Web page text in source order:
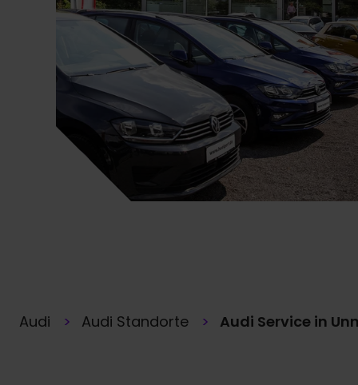
Audi Audi Standorte Audi Service in